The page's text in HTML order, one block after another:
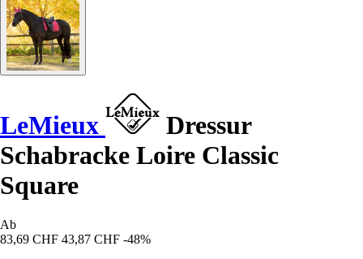
LeMieux
Dressur
Schabracke Loire Classic
Square
Ab
83,69 CHF 43,87 CHF -48%